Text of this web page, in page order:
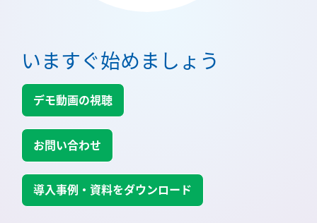
いますぐ始めましょう
デモ動画の視聴
お問い合わせ
導入事例・資料をダウンロード